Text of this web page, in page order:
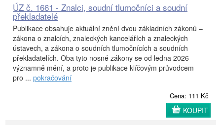
ÚZ č. 1661 - Znalci, soudní tlumočníci a soudní
překladatelé
Publikace obsahuje aktuální znění dvou základních zákonů –
zákona o znalcích, znaleckých kancelářích a znaleckých
ústavech, a zákona o soudních tlumočnících a soudních
překladatelích. Oba tyto nosné zákony se od ledna 2026
významně mění, a proto je publikace klíčovým průvodcem
pro ... pokračování
Cena: 111 Kč
KOUPIT